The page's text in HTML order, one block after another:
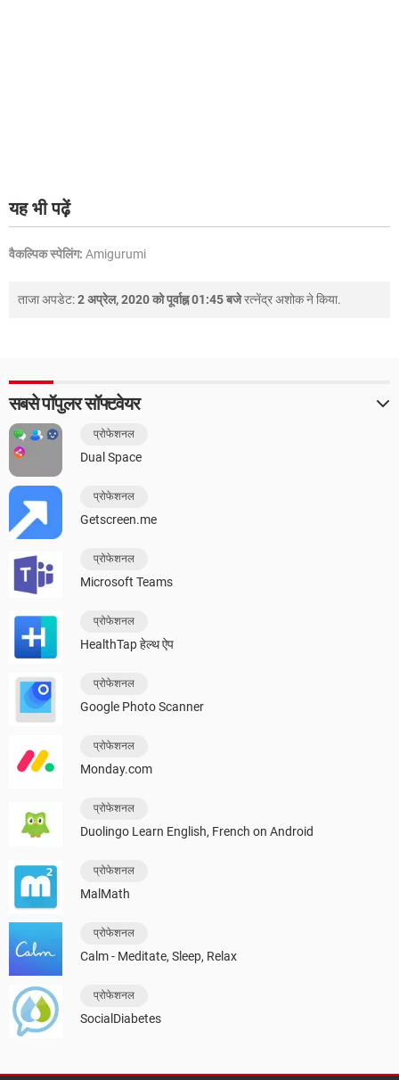
यह भी पढ़ें
वैकल्पिक स्पेलिंग: Amigurumi
ताजा अपडेट:2 अप्रेल, 2020 को पूर्वाह्न 01:45 बजेरत्नेंद्र अशोकने किया.
सबसे पॉपुलर सॉफ्टवेयर
प्रोफेशनल
Dual Space
प्रोफेशनल
Getscreen.me
प्रोफेशनल
Microsoft Teams
प्रोफेशनल
HealthTap हेल्थ ऐप
प्रोफेशनल
Google Photo Scanner
प्रोफेशनल
Monday.com
प्रोफेशनल
Duolingo Learn English, French on Android
प्रोफेशनल
MalMath
प्रोफेशनल
Calm - Meditate, Sleep, Relax
प्रोफेशनल
SocialDiabetes